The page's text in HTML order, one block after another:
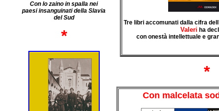
Con lo zaino in spalla nei
paesi insanguinati della Slavia
del Sud
*
Tre libri accomunati dalla cifra
Valeri ha
con onestà intellettuale e
*
Con malcelata